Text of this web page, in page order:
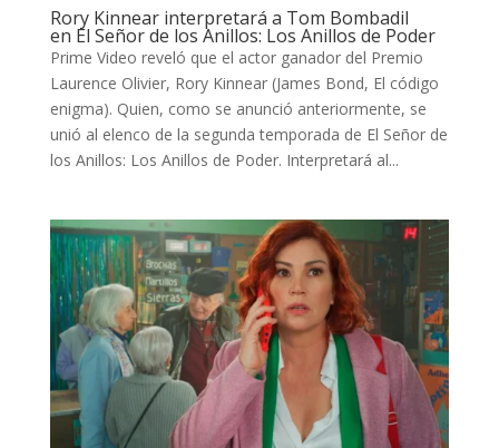
TECNOVITOS
T-
PLUS
EVENTOS
Rory Kinnear interpretará a Tom Bombadil
en El Señor de los Anillos: Los Anillos de Poder
Prime Video reveló que el actor ganador del Premio
Laurence Olivier, Rory Kinnear (James Bond, El código
enigma). Quien, como se anunció anteriormente, se
unió al elenco de la segunda temporada de El Señor de
los Anillos: Los Anillos de Poder. Interpretará al...